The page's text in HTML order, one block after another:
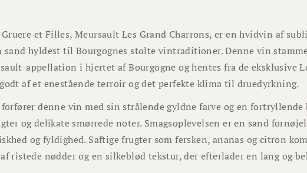
et Filles, Meursault Les Grand Charrons, er en hvidvin af
sand hyldest til Bourgognes stolte vintraditioner. Denne vin
appellation i hjertet af Bourgogne og hentes fra de eksklusive
af et enestående terroir og det perfekte klima til druedyrkning.
denne vin med sin strålende gyldne farve og en fortryllende
og delikate smørrede noter. Smagsoplevelsen er en sand
og fyldighed. Saftige frugter som fersken, ananas og citron
ristede nødder og en silkeblød tekstur, der efterlader en lang og